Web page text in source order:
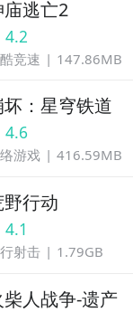
庙逃亡2
4.2
竞速 147.86MB
坏：星穹铁道
4.6
游戏 416.59MB
行动
4.1
射击 1.79GB
柴人战争-遗产